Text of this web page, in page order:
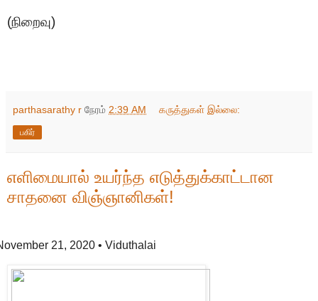
(நிறைவு)
parthasarathy r நேரம் 2:39 AM கருத்துகள் இல்லை:
பகிர்
எளிமையால் உயர்ந்த எடுத்துக்காட்டான
சாதனை விஞ்ஞானிகள்!
21, 2020• Viduthalai